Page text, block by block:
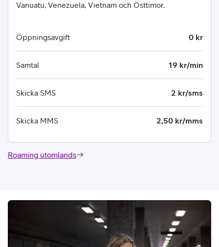
Vanuatu, Venezuela, Vietnam och Östtimor.
Öppningsavgift 0 kr
Samtal 19 kr/min
Skicka SMS 2 kr/sms
Skicka MMS 2,50 kr/mms
Roaming utomlands